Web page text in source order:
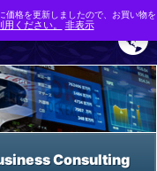
Consulting
価格を更新しましたので、お買い物を
ください。 非表示